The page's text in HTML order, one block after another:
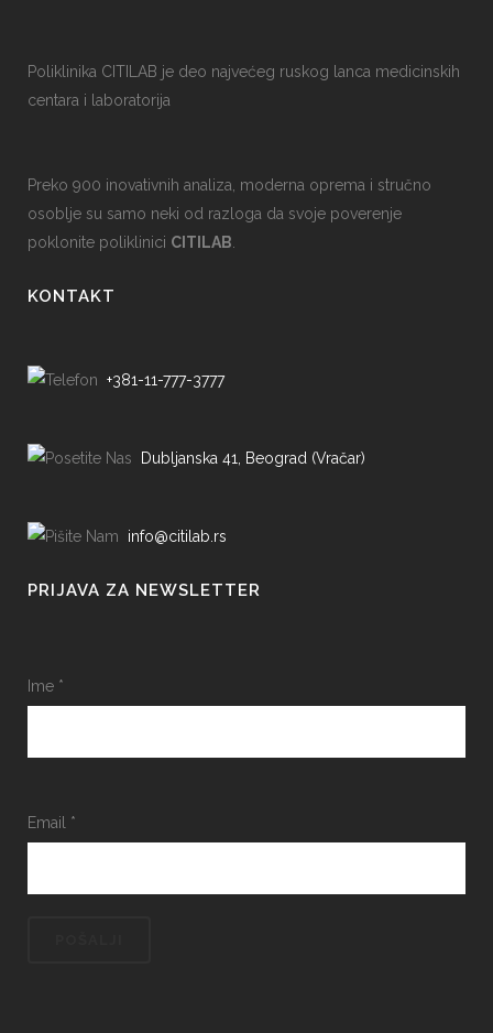
Poliklinika CITILAB je deo najvećeg ruskog lanca medicinskih
centara i laboratorija
Preko 900 inovativnih analiza, moderna oprema i stručno
osoblje su samo neki od razloga da svoje poverenje
poklonite poliklinici CITILAB
KONTAKT
+381-11-777-3777
Dubljanska 41, Beograd (Vračar)
info@citilab.rs
PRIJAVA ZA NEWSLETTER
Ime *
Email *